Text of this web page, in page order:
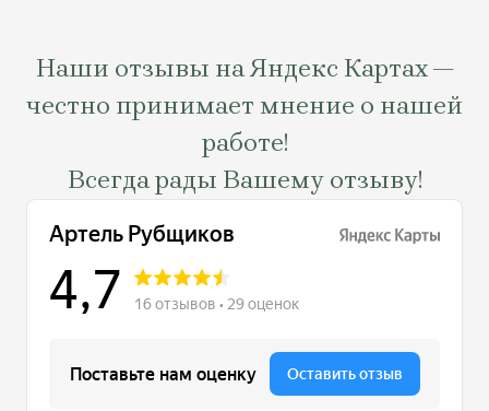
Наши отзывы на Яндекс Картах —
честно принимает мнение о нашей
работе!
Всегда рады Вашему отзыву!